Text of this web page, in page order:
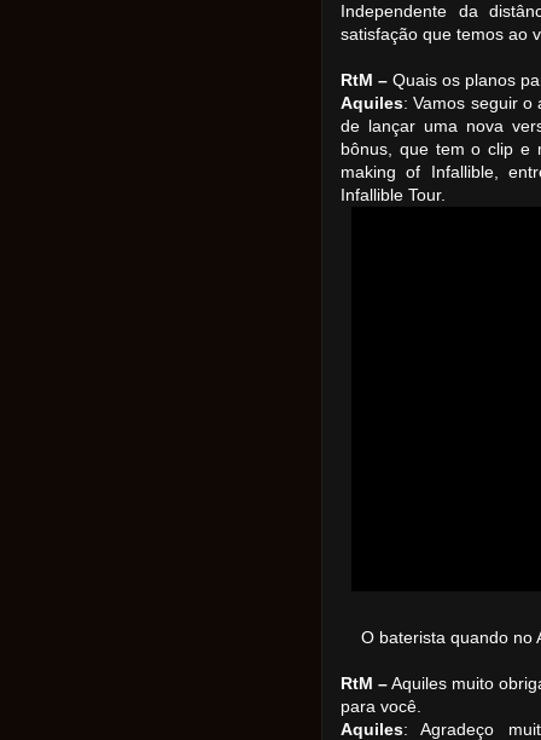
Independente da
satisfação que temos ao
RtM – Quais os planos
Aquiles: Vamos seguir o
de lançar uma nova
bônus, que tem o clip e
making of Infallible,
Infallible Tour.
O baterista quando no
RtM – Aquiles muito
para você.
Aquiles: Agradeço